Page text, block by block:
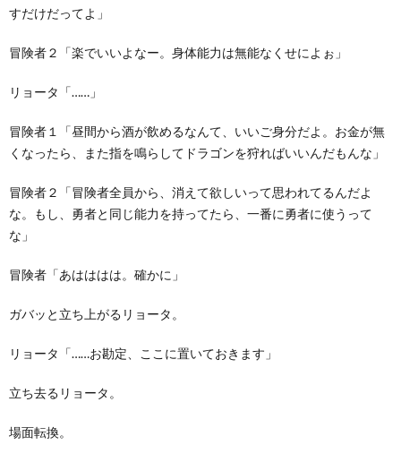
すだけだってよ」
冒険者２「楽でいいよなー。身体能力は無能なくせによぉ」
リョータ「……」
冒険者１「昼間から酒が飲めるなんて、いいご身分だよ。お金が無
くなったら、また指を鳴らしてドラゴンを狩ればいいんだもんな」
冒険者２「冒険者全員から、消えて欲しいって思われてるんだよ
な。もし、勇者と同じ能力を持ってたら、一番に勇者に使うって
な」
冒険者「あはははは。確かに」
ガバッと立ち上がるリョータ。
リョータ「……お勘定、ここに置いておきます」
立ち去るリョータ。
場面転換。